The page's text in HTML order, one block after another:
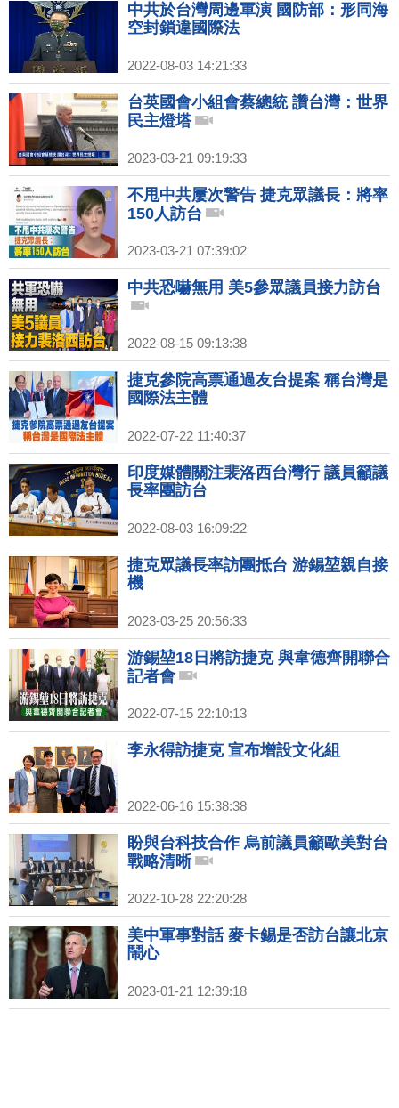
中共於台灣周邊軍演 國防部：形同海
空封鎖違國際法
2022-08-03 14:21:33
台英國會小組會蔡總統 讚台灣：世界
民主燈塔
2023-03-21 09:19:33
不甩中共屢次警告 捷克眾議長：將率
150人訪台
2023-03-21 07:39:02
中共恐嚇無用 美5參眾議員接力訪台
2022-08-15 09:13:38
捷克參院高票通過友台提案 稱台灣是
國際法主體
2022-07-22 11:40:37
印度媒體關注裴洛西台灣行 議員籲議
長率團訪台
2022-08-03 16:09:22
捷克眾議長率訪團抵台 游錫堃親自接
機
2023-03-25 20:56:33
游錫堃18日將訪捷克 與韋德齊開聯合
記者會
2022-07-15 22:10:13
李永得訪捷克 宣布增設文化組
2022-06-16 15:38:38
盼與台科技合作 烏前議員籲歐美對台
戰略清晰
2022-10-28 22:20:28
美中軍事對話 麥卡錫是否訪台讓北京
鬧心
2023-01-21 12:39:18